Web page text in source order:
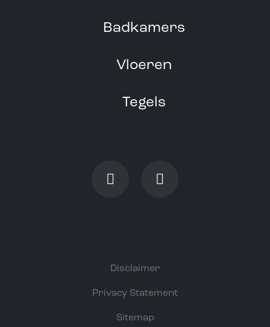
Badkamers
Vloeren
Tegels
Disclaimer
Privacy Statement
Sitemap